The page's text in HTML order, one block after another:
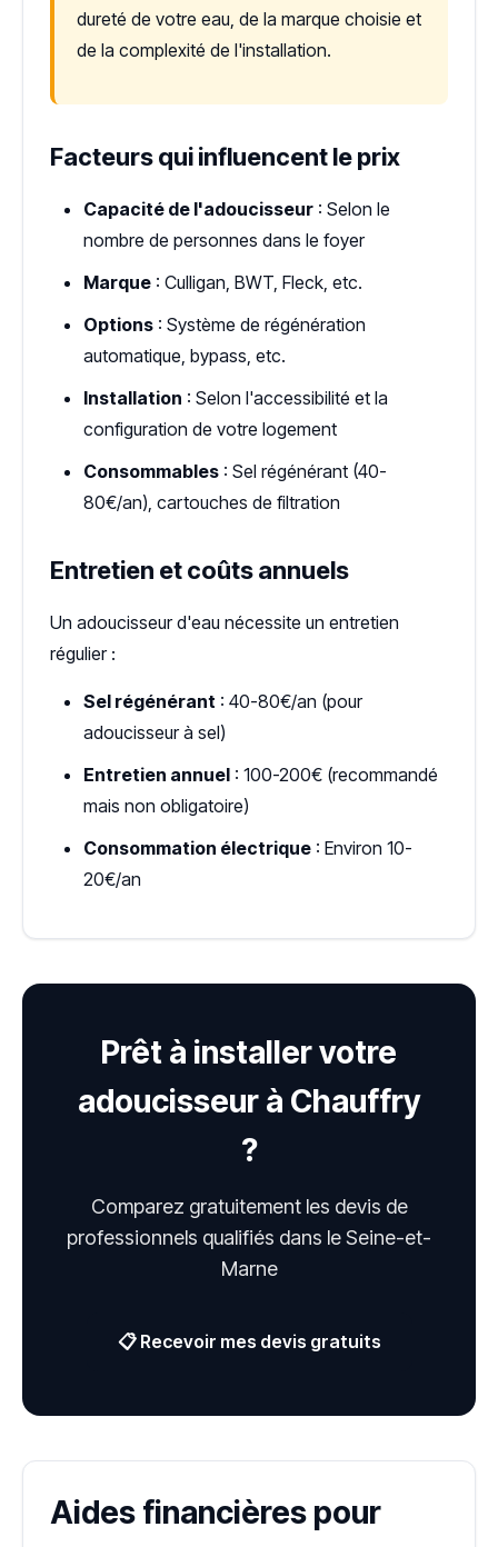
dureté de votre eau, de la marque choisie et
de la complexité de l'installation.
Facteurs qui influencent le prix
Capacité de l'adoucisseur : Selon le
nombre de personnes dans le foyer
Marque : Culligan, BWT, Fleck, etc.
Options : Système de régénération
automatique, bypass, etc.
Installation : Selon l'accessibilité et la
configuration de votre logement
Consommables : Sel régénérant (40-
80€/an), cartouches de filtration
Entretien et coûts annuels
Un adoucisseur d'eau nécessite un entretien
régulier :
Sel régénérant : 40-80€/an (pour
adoucisseur à sel)
Entretien annuel : 100-200€ (recommandé
mais non obligatoire)
Consommation électrique : Environ 10-
20€/an
Prêt à installer votre
adoucisseur à Chauffry
?
Comparez gratuitement les devis de
professionnels qualifiés dans le Seine-et-
Marne
📋 Recevoir mes devis gratuits
Aides financières pour